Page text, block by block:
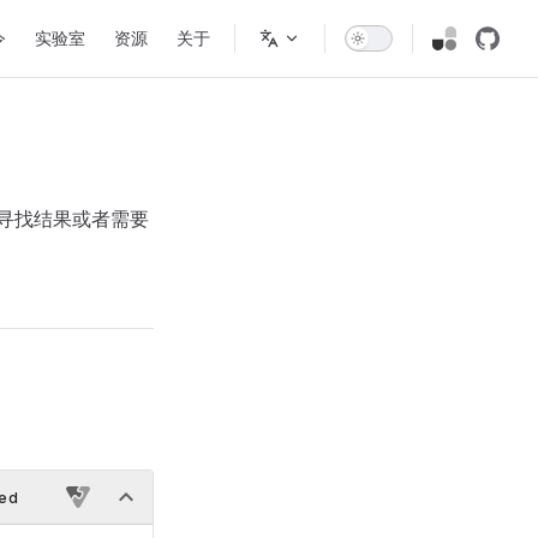
实验室 资源 关于
找结果或者需要